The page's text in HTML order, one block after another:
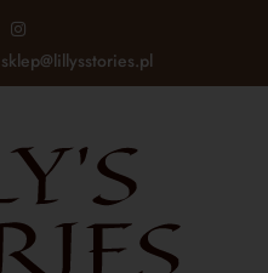
sklep@lillysstories.pl